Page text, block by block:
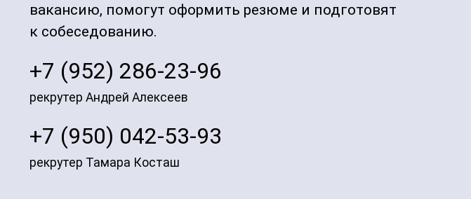
вакансию, помогут оформить резюме и подготовят
к собеседованию.
+7 (952) 286-23-96
рекрутер Андрей Алексеев
+7 (950) 042-53-93
рекрутер Тамара Косташ